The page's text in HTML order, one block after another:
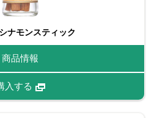
ナモンスティック
商品情報
入する